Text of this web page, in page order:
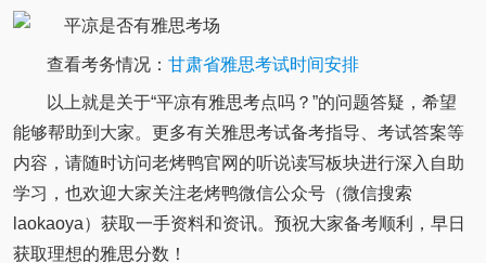
查看考务情况： 甘肃省雅思考试时间安排
以上就是关于“平凉有雅思考点吗？”的问题答疑，希望
能够帮助到大家。更多有关雅思考试备考指导、考试答案等
内容，请随时访问老烤鸭官网的听说读写板块进行深入自助
学习，也欢迎大家关注老烤鸭微信公众号（微信搜索
laokaoya）获取一手资料和资讯。预祝大家备考顺利，早日
获取理想的雅思分数！